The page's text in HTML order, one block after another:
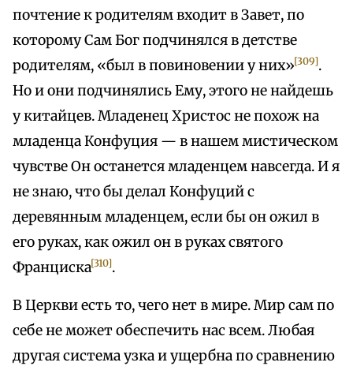
почтение к родителям входит в Завет, по
которому Сам Бог подчинялся в детстве
родителям, «был в повиновении у них»[309].
Но и они подчинялись Ему, этого не найдешь
у китайцев. Младенец Христос не похож на
младенца Конфуция — в нашем мистическом
чувстве Он останется младенцем навсегда. И я
не знаю, что бы делал Конфуций с
деревянным младенцем, если бы он ожил в
его руках, как ожил он в руках святого
Франциска[310].
В Церкви есть то, чего нет в мире. Мир сам по
себе не может обеспечить нас всем. Любая
другая система узка и ущербна по сравнению